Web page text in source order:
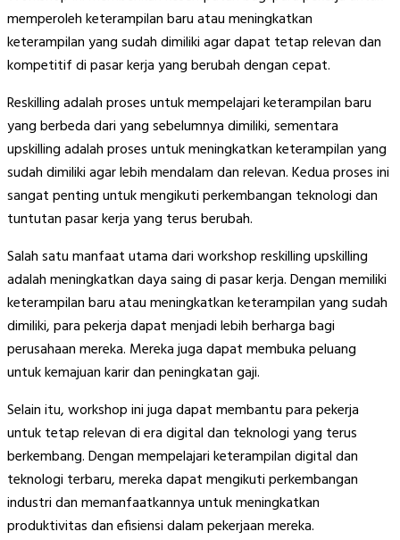
memperoleh keterampilan baru atau meningkatkan
keterampilan yang sudah dimiliki agar dapat tetap relevan dan
kompetitif di pasar kerja yang berubah dengan cepat.
Reskilling adalah proses untuk mempelajari keterampilan baru
yang berbeda dari yang sebelumnya dimiliki, sementara
upskilling adalah proses untuk meningkatkan keterampilan yang
sudah dimiliki agar lebih mendalam dan relevan. Kedua proses ini
sangat penting untuk mengikuti perkembangan teknologi dan
tuntutan pasar kerja yang terus berubah.
Salah satu manfaat utama dari workshop reskilling upskilling
adalah meningkatkan daya saing di pasar kerja. Dengan memiliki
keterampilan baru atau meningkatkan keterampilan yang sudah
dimiliki, para pekerja dapat menjadi lebih berharga bagi
perusahaan mereka. Mereka juga dapat membuka peluang
untuk kemajuan karir dan peningkatan gaji.
Selain itu, workshop ini juga dapat membantu para pekerja
untuk tetap relevan di era digital dan teknologi yang terus
berkembang. Dengan mempelajari keterampilan digital dan
teknologi terbaru, mereka dapat mengikuti perkembangan
industri dan memanfaatkannya untuk meningkatkan
produktivitas dan efisiensi dalam pekerjaan mereka.